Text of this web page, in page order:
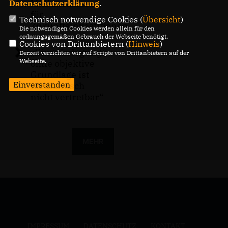
Millionen Euro
für
Zukunftsinvestitionen
Eine Verlegung
ohne objektive
medizinisch
Datenschutzerklärung.
Technisch notwendige Cookies (Übersicht)
Die notwendigen Cookies werden allein für den
ordnungsgemäßen Gebrauch der Webseite benötigt.
Cookies von Drittanbietern (Hinweis)
Derzeit verzichten wir auf Scripte von Drittanbietern auf der
Webseite.
Einverstanden